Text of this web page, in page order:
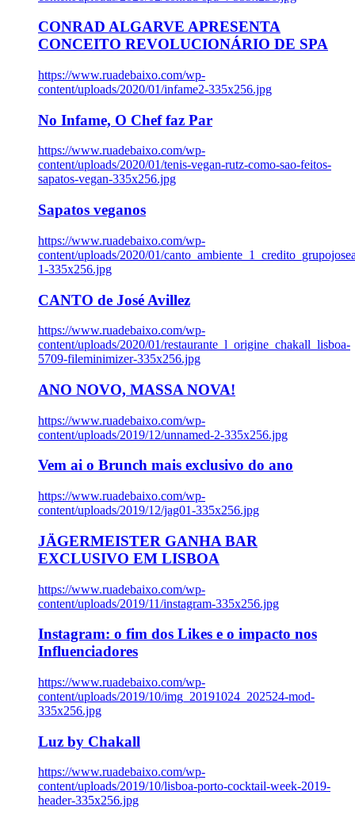
CONRAD ALGARVE APRESENTA
CONCEITO REVOLUCIONÁRIO DE SPA
https://www.ruadebaixo.com/wp-
content/uploads/2020/01/infame2-335x256.jpg
No Infame, O Chef faz Par
https://www.ruadebaixo.com/wp-
content/uploads/2020/01/tenis-vegan-rutz-como-sao-feitos-
sapatos-vegan-335x256.jpg
Sapatos veganos
https://www.ruadebaixo.com/wp-
content/uploads/2020/01/
1-335x256.jpg
CANTO de José Avillez
https://www.ruadebaixo.com/wp-
content/uploads/2020/01/restaurante_l_origine_chakall_lisboa-
5709-fileminimizer-335x256.jpg
ANO NOVO, MASSA NOVA!
https://www.ruadebaixo.com/wp-
content/uploads/2019/12/unnamed-2-335x256.jpg
Vem ai o Brunch mais exclusivo do ano
https://www.ruadebaixo.com/wp-
content/uploads/2019/12/jag01-335x256.jpg
JÄGERMEISTER GANHA BAR
EXCLUSIVO EM LISBOA
https://www.ruadebaixo.com/wp-
content/uploads/2019/11/instagram-335x256.jpg
Instagram: o fim dos Likes e o impacto nos
Influenciadores
https://www.ruadebaixo.com/wp-
content/uploads/2019/10/img_20191024_202524-mod-
335x256.jpg
Luz by Chakall
https://www.ruadebaixo.com/wp-
content/uploads/2019/10/lisboa-porto-cocktail-week-2019-
header-335x256.jpg